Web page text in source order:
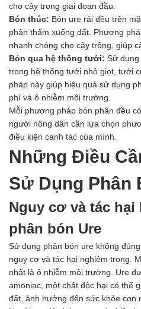
cho cây trong giai đoạn đầu.
Bón thúc: Bón ure rải đều trên
phân thấm xuống đất. Phương
nhanh chóng cho cây trồng, giúp
Bón qua hệ thống tưới: Sử dụng
trong hệ thống tưới nhỏ giọt, tưới
pháp này giúp hiệu quả sử dụng
phí và ô nhiễm môi trường.
Mỗi phương pháp bón phân đều
người nông dân cần lựa chọn
điều kiện canh tác của mình.
Những Điều
Sử Dụng Phân
Nguy cơ và tác
phân bón Ure
Sử dụng phân bón ure không
nguy cơ và tác hại nghiêm trọng.
nhất là ô nhiễm môi trường. Ure
amoniac, một chất độc hại có thể
đất, ảnh hưởng đến sức khỏe con